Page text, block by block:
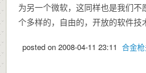
为另一个微软，这同样也是我们
个多样的，自由的，开放的软件技
posted on 2008-04-11 23:11 合金